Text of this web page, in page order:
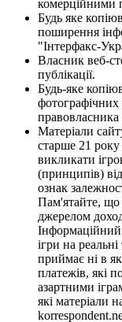
комерційними
Будь яке
поширення
"Інтерфакс-
Власник веб-
публікації.
Будь-яке
фотографічних
правовласника
Матеріали
старше 21
викликати
(принципів)
ознак
Пам'ятайте, що
джерелом
ігри на
приймає ні в
платежів, які
азартними
які матеріали